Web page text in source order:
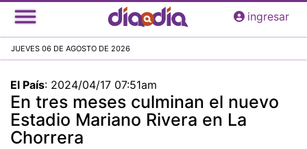
Pasar
al
principal
ingresar
JUEVES 06 DE AGOSTO DE 2026
El País: 2024/04/17 07:51am
En tres meses culminan el nuevo
Estadio Mariano Rivera en La
Chorrera